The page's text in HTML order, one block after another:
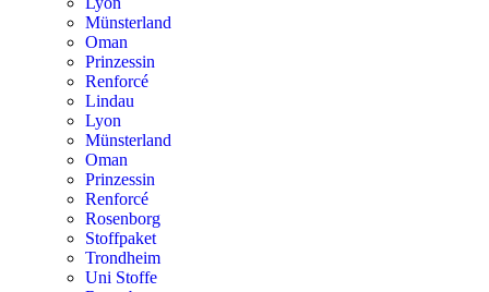
Münsterland
Oman
Prinzessin
Renforcé
Lindau
Lyon
Münsterland
Oman
Prinzessin
Renforcé
Rosenborg
Stoffpaket
Trondheim
Uni Stoffe